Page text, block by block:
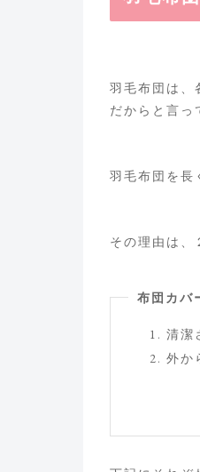
羽毛布団は、
だからと言っ
羽毛布団を長
その理由は、
布団カバ
清潔
外か